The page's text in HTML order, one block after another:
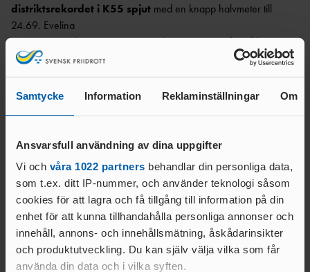
Samtycke Information Reklaminställningar Om
Ansvarsfull användning av dina uppgifter
Vi och våra 1022 partners behandlar din personliga data,
som t.ex. ditt IP-nummer, och använder teknologi såsom
cookies för att lagra och få tillgång till information på din
enhet för att kunna tillhandahålla personliga annonser och
innehåll, annons- och innehållsmätning, åskådarinsikter
och produktutveckling. Du kan själv välja vilka som får
använda din data och i vilka syften.
distriktsrekordet i K55 spjut med en knapp halvmeter till
24.69. Evelina
Svensson Sandgren, Ymer tangerade sitt nysattarekord i K55
höjdmed 1.10.
sitt distrikts-
årsbästa i slägga till 52.36.
16 majWerfertage i Halle, Tyskland. Traditionellt stora
kasttävlingar, dit Alma
Olsson, Bokenäs begett sig. Hon blev femma i F19 kula med
resultatet 14.01.
16 maj Kvilles Vårtävling. Skruttigt väder på Björlandavallen. Kalle
Thyrman,
Rigor sprang 300m på 35,95. I F13 höjd vann Madelene Härsjö
på 1.52, med